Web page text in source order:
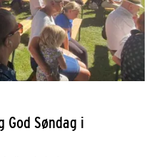
God Søndag i